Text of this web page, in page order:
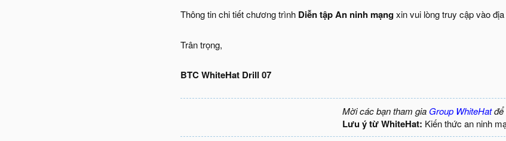
Thông tin chi tiết chương trình Diễn tập An ninh mạngxin vui lòng truy cập vào
Trân trọng,
BTC WhiteHat Drill 07
Mời các bạn tham gia Group WhiteHatđể
Lưu ý từ WhiteHat: Kiến thức an ninh